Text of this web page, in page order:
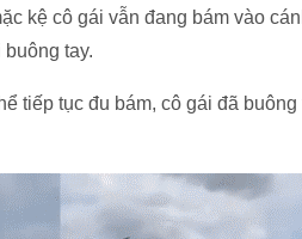
kệ cô gái vẫn đang bám vào
tay.
tiếp tục đu bám, cô gái đã